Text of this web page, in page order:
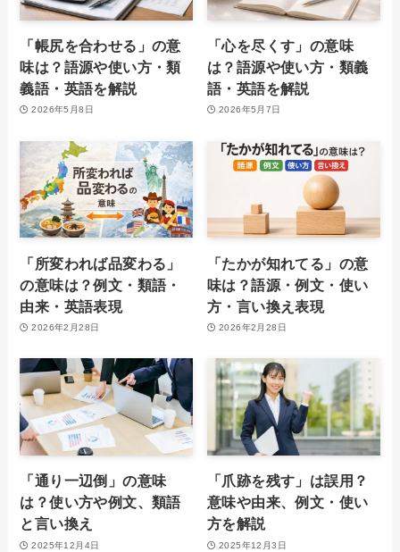
「帳尻を合わせる」の意
味は？語源や使い方・類
義語・英語を解説
2026年5月8日
「心を尽くす」の意味
は？語源や使い方・類義
語・英語を解説
2026年5月7日
「所変われば品変わる」
の意味は？例文・類語・
由来・英語表現
2026年2月28日
「たかが知れてる」の意
味は？語源・例文・使い
方・言い換え表現
2026年2月28日
「通り一辺倒」の意味
は？使い方や例文、類語
と言い換え
2025年12月4日
「爪跡を残す」は誤用？
意味や由来、例文・使い
方を解説
2025年12月3日